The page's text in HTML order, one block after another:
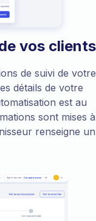
vos clients
de suivi de votre
détails de votre
est au
sont mises à
renseigne un